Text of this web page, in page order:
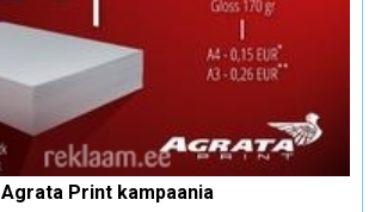
Agrata Print kampaania